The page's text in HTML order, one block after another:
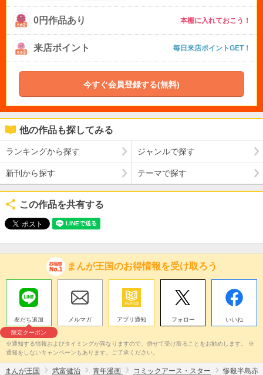
0円作品あり 本棚に入れておこう！
来店ポイント 毎日来店ポイントGET！
今すぐ会員登録する(無料)
他の作品も探してみる
ランキングから探す ジャンルで探す
新刊から探す テーマで探す
この作品を共有する
まんが王国のお得情報を受け取ろう
友だち追加
限定クーポン
メルマガ アプリ通知 フォロー いいね
※通知する情報およびタイミングが異なりますので、併せて受け取ることをお勧めします。 ※
通知をしないキャンペーンもあります。ご了承ください。
まんが王国 武富健治 青年漫画 コミックアース・スター 惨殺半島赤